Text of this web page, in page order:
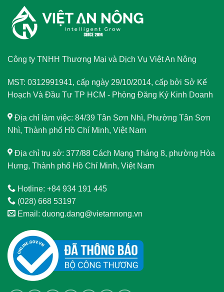
Công ty TNHH Thương Mại và Dịch Vụ Việt An Nông
MST: 0312991941, cấp ngày 29/10/2014, cấp bởi Sở Kế
Hoạch Và Đầu Tư TP HCM - Phòng Đăng Ký Kinh Doanh
Địa chỉ làm việc: 84/39 Tân Sơn Nhì, Phường Tân Sơn
Nhì, Thành phố Hồ Chí Minh, Việt Nam
Địa chỉ trụ sở: 377/88 Cách Mạng Tháng 8, phường Hòa
Hưng, Thành phố Hồ Chí Minh, Việt Nam
Hotline: +84 934 191 445
(028) 668 53197
Email: duong.dang@vietannong.vn